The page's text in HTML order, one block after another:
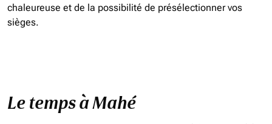
chaleureuse et de la possibilité de présélectionner vos
sièges.
Le temps à Mahé